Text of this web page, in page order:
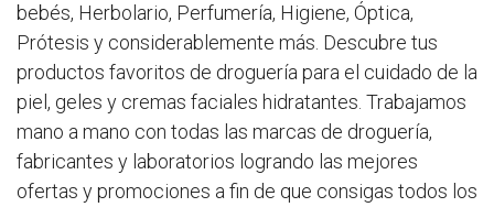
bebés, Herbolario, Perfumería, Higiene, Óptica,
Prótesis y considerablemente más. Descubre tus
productos favoritos de droguería para el cuidado de la
piel, geles y cremas faciales hidratantes. Trabajamos
mano a mano con todas las marcas de droguería,
fabricantes y laboratorios logrando las mejores
ofertas y promociones a fin de que consigas todos los